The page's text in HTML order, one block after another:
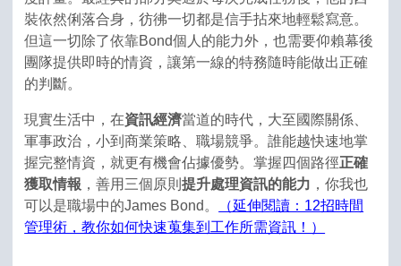
裝依然俐落合身，彷彿一切都是信手拈來地輕鬆寫意。
但這一切除了依靠Bond個人的能力外，也需要仰賴幕後
團隊提供即時的情資，讓第一線的特務隨時能做出正確
的判斷。
現實生活中，在資訊經濟當道的時代，大至國際關係、
軍事政治，小到商業策略、職場競爭。誰能越快速地掌
握完整情資，就更有機會佔據優勢。掌握四個路徑正確
獲取情報 ，善用三個原則提升處理資訊的能力 ，你我也
可以是職場中的James Bond。
（延伸閱讀：12招時間
管理術，教你如何快速蒐集到工作所需資訊！）